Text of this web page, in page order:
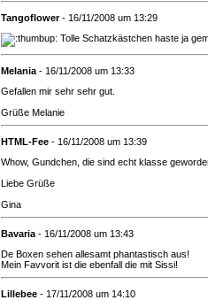
Tangoflower- 16/11/2008 um 13:29
Tolle Schatzkästchen haste ja
Melania - 16/11/2008 um 13:33
Gefallen mir sehr sehr gut.
Grüße Melanie
HTML-Fee - 16/11/2008 um 13:39
Whow, Gundchen, die sind echt klasse
Liebe Grüße
Gina
Bavaria - 16/11/2008 um 13:43
De Boxen sehen allesamt phantastisch aus!
Mein Favvorit ist die ebenfall die mit Sissi!
Lillebee - 17/11/2008 um 14:10